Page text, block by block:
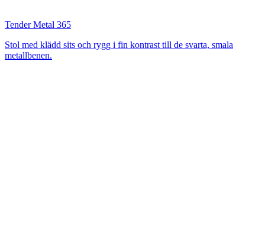
Tender Metal 365
Stol med klädd sits och rygg i fin kontrast till de svarta, smala
metallbenen.